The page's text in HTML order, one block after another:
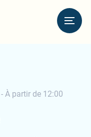
- À partir de 12:00